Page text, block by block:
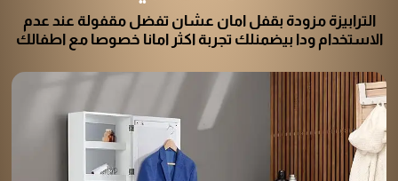
الترابيزة مزودة بقفل امان عشان تفضل مقفولة عند عدم
الاستخدام ودا بيضمنلك تجربة اكثر امانا خصوصا مع اطفالك